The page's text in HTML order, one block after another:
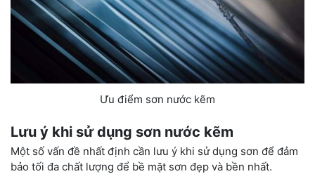
Ưu điểm sơn nước kẽm
Lưu ý khi sử dụng sơn nước kẽm
Một số vấn đề nhất định cần lưu ý khi sử dụng sơn để đảm
bảo tối đa chất lượng để bề mặt sơn đẹp và bền nhất.